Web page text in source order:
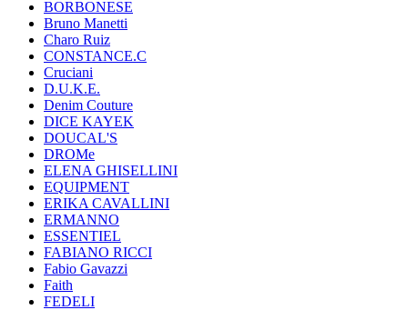
BORBONESE
Bruno Manetti
Charo Ruiz
CONSTANCE.C
Cruciani
D.U.K.E.
Denim Couture
DICE KAYEK
DOUCAL'S
DROMe
ELENA GHISELLINI
EQUIPMENT
ERIKA CAVALLINI
ERMANNO
ESSENTIEL
FABIANO RICCI
Fabio Gavazzi
Faith
FEDELI